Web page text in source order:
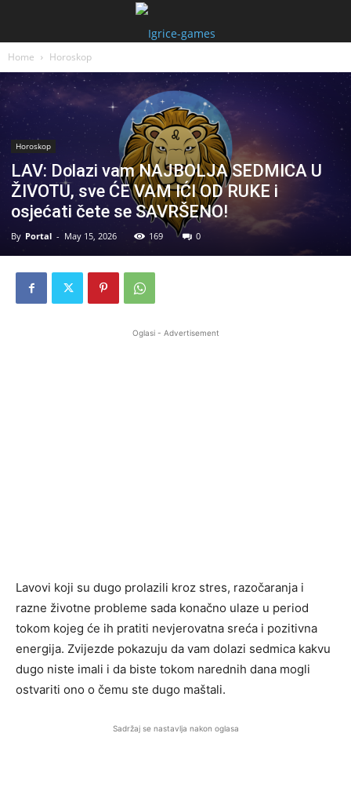
Home Horoskop
Horoskop
LAV: Dolazi vam NAJBOLJA SEDMICA U
ŽIVOTU, sve ĆE VAM IĆI OD RUKE i
osjećati čete se SAVRŠENO!
By Portal - May 15, 2026 169 0
Oglasi - Advertisement
Lavovi koji su dugo prolazili kroz stres, razočaranja i
razne životne probleme sada konačno ulaze u period
tokom kojeg će ih pratiti nevjerovatna sreća i pozitivna
energija. Zvijezde pokazuju da vam dolazi sedmica kakvu
dugo niste imali i da biste tokom narednih dana mogli
ostvariti ono o čemu ste dugo maštali.
Sadržaj se nastavlja nakon oglasa